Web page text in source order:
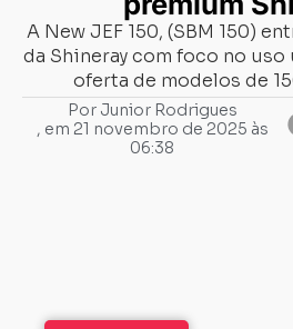
A New JEF 150, (SBM 150)
da Shineray com foco no uso
oferta de modelos de
PorJunior Rodrigues
, em 21 novembro de 2025 às
06:38